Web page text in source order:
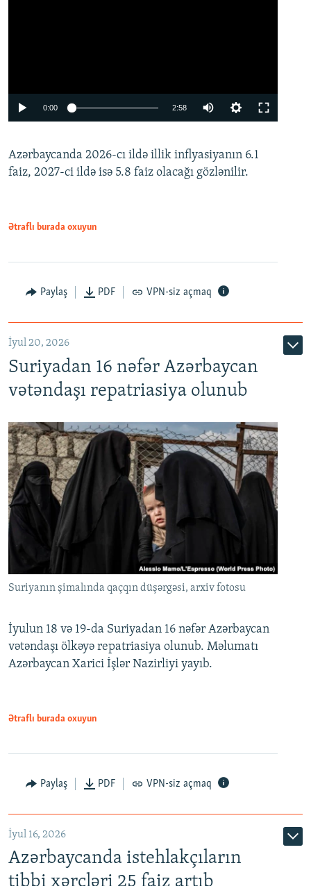
Auto
0:00 2:58
360p
480p
Azərbaycanda 2026-cı ildə illik inflyasiyanın 6.1
faiz, 2027-ci ildə isə 5.8 faiz olacağı gözlənilir.
Ətraflı burada oxuyun
Paylaş PDF VPN-siz açmaq
İyul 20, 2026
Suriyadan 16 nəfər Azərbaycan
vətəndaşı repatriasiya olunub
Suriyanın şimalında qaçqın düşərgəsi, arxiv fotosu
İyulun 18 və 19-da Suriyadan 16 nəfər Azərbaycan
vətəndaşı ölkəyə repatriasiya olunub. Məlumatı
Azərbaycan Xarici İşlər Nazirliyi yayıb.
Ətraflı burada oxuyun
Paylaş PDF VPN-siz açmaq
İyul 16, 2026
Azərbaycanda istehlakçıların